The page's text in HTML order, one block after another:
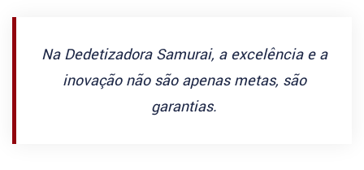
Na Dedetizadora Samurai, a excelência e a
inovação não são apenas metas, são
garantias.